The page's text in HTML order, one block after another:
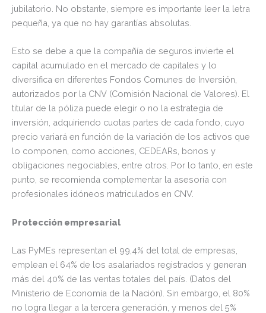
jubilatorio. No obstante, siempre es importante leer la letra
pequeña, ya que no hay garantías absolutas.
Esto se debe a que la compañía de seguros invierte el
capital acumulado en el mercado de capitales y lo
diversifica en diferentes Fondos Comunes de Inversión,
autorizados por la CNV (Comisión Nacional de Valores). El
titular de la póliza puede elegir o no la estrategia de
inversión, adquiriendo cuotas partes de cada fondo, cuyo
precio variará en función de la variación de los activos que
lo componen, como acciones, CEDEARs, bonos y
obligaciones negociables, entre otros. Por lo tanto, en este
punto, se recomienda complementar la asesoría con
profesionales idóneos matriculados en CNV.
Protección empresarial
Las PyMEs representan el 99,4% del total de empresas,
emplean el 64% de los asalariados registrados y generan
más del 40% de las ventas totales del país. (Datos del
Ministerio de Economía de la Nación). Sin embargo, el 80%
no logra llegar a la tercera generación, y menos del 5%